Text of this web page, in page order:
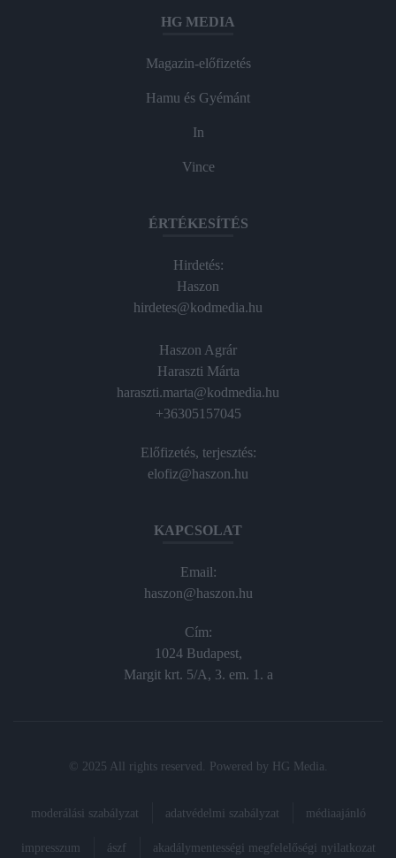
HG MEDIA
Magazin-előfizetés
Hamu és Gyémánt
In
Vince
ÉRTÉKESÍTÉS
Hirdetés:
Haszon
hirdetes@kodmedia.hu
Haszon Agrár
Haraszti Márta
haraszti.marta@kodmedia.hu
+36305157045
Előfizetés, terjesztés:
elofiz@haszon.hu
KAPCSOLAT
Email:
haszon@haszon.hu
Cím:
1024 Budapest,
Margit krt. 5/A, 3. em. 1. a
© 2025 All rights reserved. Powered by HG Media
moderálási szabályzat adatvédelmi szabályzat médiaajánló
impresszum ászf akadálymentességi megfelelőségi nyilatkozat